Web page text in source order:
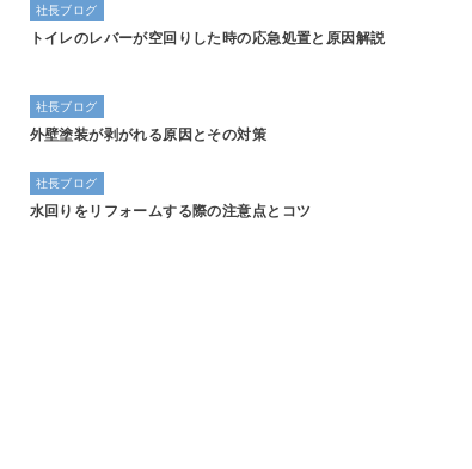
社長ブログ
トイレのレバーが空回りした時の応急処置と原因解説
社長ブログ
外壁塗装が剥がれる原因とその対策
社長ブログ
水回りをリフォームする際の注意点とコツ